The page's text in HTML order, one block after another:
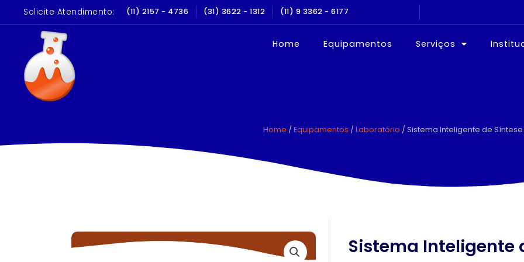
Solicite Atendimento: (11) 2157 - 4736 (31) 3622 - 1312 (11) 9 3362 - 6177
E QUALIFICAÇÃO 10 ANOS NO MERCADO
Home Equipamentos Serviços
Home / Equipamentos / Laboratório / Sistema Inteligente de Síntese
Sistema Inteligente